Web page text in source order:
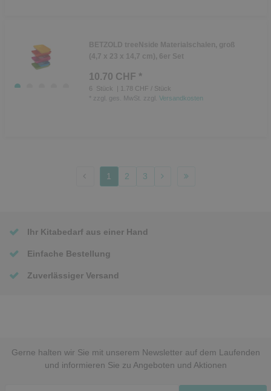
BETZOLD treeNside Materialschalen, groß
(4,7 x 23 x 14,7 cm), 6er Set
10.70 CHF *
6 Stück
| 1.78 CHF / Stück
zzgl. ges. MwSt. zzgl. Versandkosten
1 2 3
Ihr Kitabedarf aus einer Hand
Einfache Bestellung
Zuverlässiger Versand
Gerne halten wir Sie mit unserem Newsletter auf dem Laufenden
und informieren Sie zu Angeboten und Aktionen